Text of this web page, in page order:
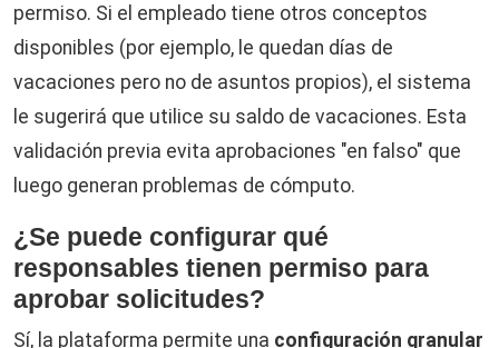
permiso. Si el empleado tiene otros conceptos
disponibles (por ejemplo, le quedan días de
vacaciones pero no de asuntos propios), el sistema
le sugerirá que utilice su saldo de vacaciones. Esta
validación previa evita aprobaciones "en falso" que
luego generan problemas de cómputo.
¿Se puede configurar qué
responsables tienen permiso para
aprobar solicitudes?
Sí, la plataforma permite una configuración granular